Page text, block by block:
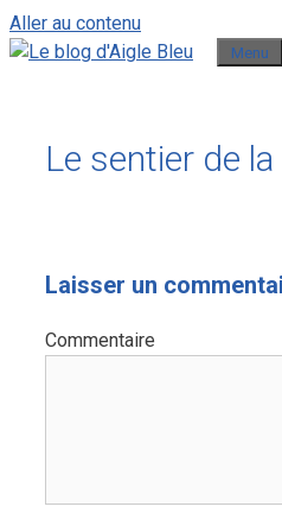
Aller au contenu
Menu
Le sentier de
Laisser un
Commentaire